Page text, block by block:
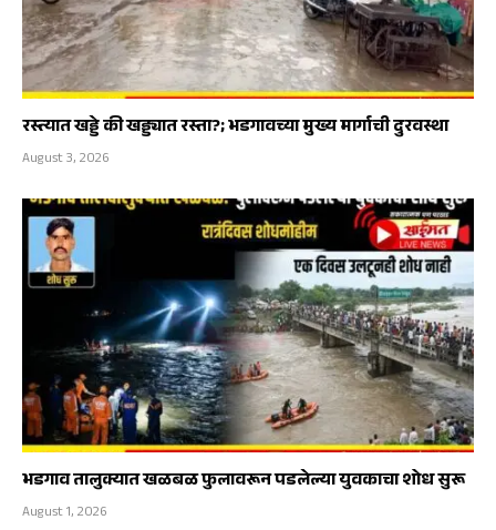
रस्त्यात खड्डे की खड्ड्यात रस्ता?; भडगावच्या मुख्य मार्गाची दुरवस्था
August 3, 2026
भडगाव तालुक्यात खळबळ फुलावरून पडलेल्या युवकाचा शोध सुरू
August 1, 2026